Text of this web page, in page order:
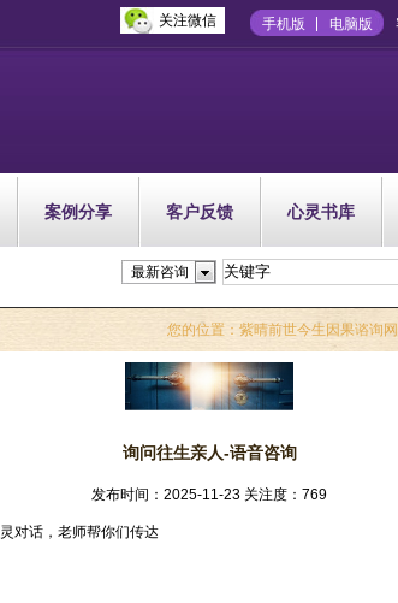
关注微信 手机版 电脑版
案例分享 客户反馈 心灵书库
最新咨询
您的位置： 紫晴前世今生因果谘询
询问往生亲人-语音咨询
发布时间：2025-11-23 关注度：769
对话，老师帮你们传达